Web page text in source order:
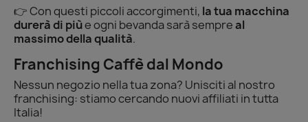
👉 Con questi piccoli accorgimenti, la tua macchina
durerà di piùe ogni bevanda sarà sempreal
massimo della qualità.
Franchising Caffè dal Mondo
Nessun negozio nella tua zona? Unisciti al nostro
franchising: stiamo cercando nuovi affiliati in tutta
Italia!